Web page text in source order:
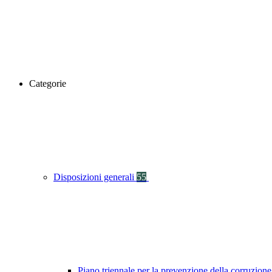
Categorie
Disposizioni generali 55